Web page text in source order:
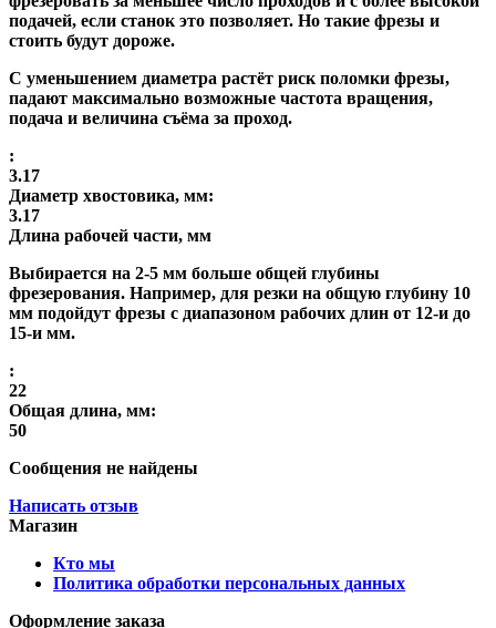
подачей, если станок это позволяет. Но такие фрезы и
стоить будут дороже.
С уменьшением диаметра растёт риск поломки фрезы,
падают максимально возможные частота вращения,
подача и величина съёма за проход.
:
3.17
Диаметр хвостовика, мм:
3.17
Длина рабочей части, мм
Выбирается на 2-5 мм больше общей глубины
фрезерования. Например, для резки на общую глубину 10
мм подойдут фрезы с диапазоном рабочих длин от 12-и до
15-и мм.
:
22
Общая длина, мм:
50
Сообщения не найдены
Написать отзыв
Магазин
Кто мы
Политика обработки персональных данных
Оформление заказа